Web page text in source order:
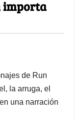
importa
de Run
la arruga, el
una narración